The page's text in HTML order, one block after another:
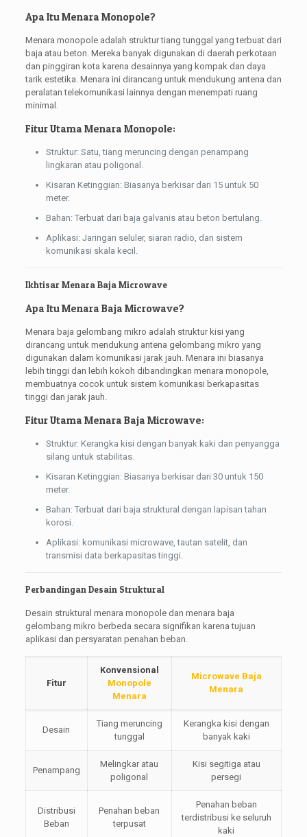
Apa Itu Menara Monopole?
Menara monopole adalah struktur tiang tunggal yang terbuat dari
baja atau beton. Mereka banyak digunakan di daerah perkotaan
dan pinggiran kota karena desainnya yang kompak dan daya
tarik estetika. Menara ini dirancang untuk mendukung antena dan
peralatan telekomunikasi lainnya dengan menempati ruang
minimal.
Fitur Utama Menara Monopole:
Struktur: Satu, tiang meruncing dengan penampang
lingkaran atau poligonal.
Kisaran Ketinggian: Biasanya berkisar dari 15 untuk 50
meter.
Bahan: Terbuat dari baja galvanis atau beton bertulang.
Aplikasi: Jaringan seluler, siaran radio, dan sistem
komunikasi skala kecil.
Ikhtisar Menara Baja Microwave
Apa Itu Menara Baja Microwave?
Menara baja gelombang mikro adalah struktur kisi yang
dirancang untuk mendukung antena gelombang mikro yang
digunakan dalam komunikasi jarak jauh. Menara ini biasanya
lebih tinggi dan lebih kokoh dibandingkan menara monopole,
membuatnya cocok untuk sistem komunikasi berkapasitas
tinggi dan jarak jauh.
Fitur Utama Menara Baja Microwave:
Struktur: Kerangka kisi dengan banyak kaki dan penyangga
silang untuk stabilitas.
Kisaran Ketinggian: Biasanya berkisar dari 30 untuk 150
meter.
Bahan: Terbuat dari baja struktural dengan lapisan tahan
korosi.
Aplikasi: komunikasi microwave, tautan satelit, dan
transmisi data berkapasitas tinggi.
Perbandingan Desain Struktural
Desain struktural menara monopole dan menara baja
gelombang mikro berbeda secara signifikan karena tujuan
aplikasi dan persyaratan penahan beban.
Fitur
Konvensional
Monopole
Menara
Microwave Baja
Menara
Desain
Tiang meruncing
tunggal
Kerangka kisi dengan
banyak kaki
Penampang
Melingkar atau
poligonal
Kisi segitiga atau
persegi
Distribusi
Beban
Penahan beban
terpusat
Penahan beban
terdistribusi ke seluruh
kaki